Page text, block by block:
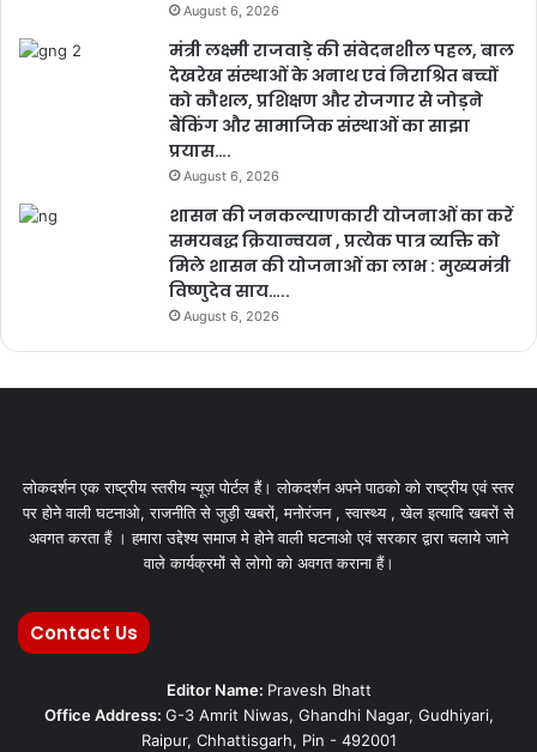
August 6, 2026
मंत्री लक्ष्मी राजवाड़े की संवेदनशील पहल, बाल
देखरेख संस्थाओं के अनाथ एवं निराश्रित बच्चों
को कौशल, प्रशिक्षण और रोजगार से जोड़ने
बैंकिंग और सामाजिक संस्थाओं का साझा
प्रयास….
August 6, 2026
शासन की जनकल्याणकारी योजनाओं का करें
समयबद्ध क्रियान्वयन , प्रत्येक पात्र व्यक्ति को
मिले शासन की योजनाओं का लाभ : मुख्यमंत्री
विष्णुदेव साय…..
August 6, 2026
लोकदर्शन एक राष्ट्रीय स्तरीय न्यूज़ पोर्टल हैं। लोकदर्शन अपने पाठको को राष्ट्रीय एवं स्तर
पर होने वाली घटनाओ, राजनीति से जुड़ी खबरों, मनोरंजन , स्वास्थ्य , खेल इत्यादि खबरों से
अवगत करता हैं । हमारा उद्देश्य समाज मे होने वाली घटनाओ एवं सरकार द्वारा चलाये जाने
वाले कार्यक्रमों से लोगो को अवगत कराना हैं।
Contact Us
Editor Name: Pravesh Bhatt
Office Address: G-3 Amrit Niwas, Ghandhi Nagar, Gudhiyari,
Raipur, Chhattisgarh, Pin - 492001